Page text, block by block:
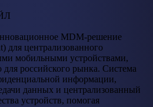
MDM-решение
для централизованного
мобильными устройствами,
для российского рынка. Система
информации,
данных и централизованный
устройств, помогая